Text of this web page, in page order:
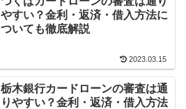
やすい？金利・返済・借入方法に
ついても徹底解説
2023.03.15
栃木銀行カードローンの審査は通
りやすい？金利・返済・借入方法